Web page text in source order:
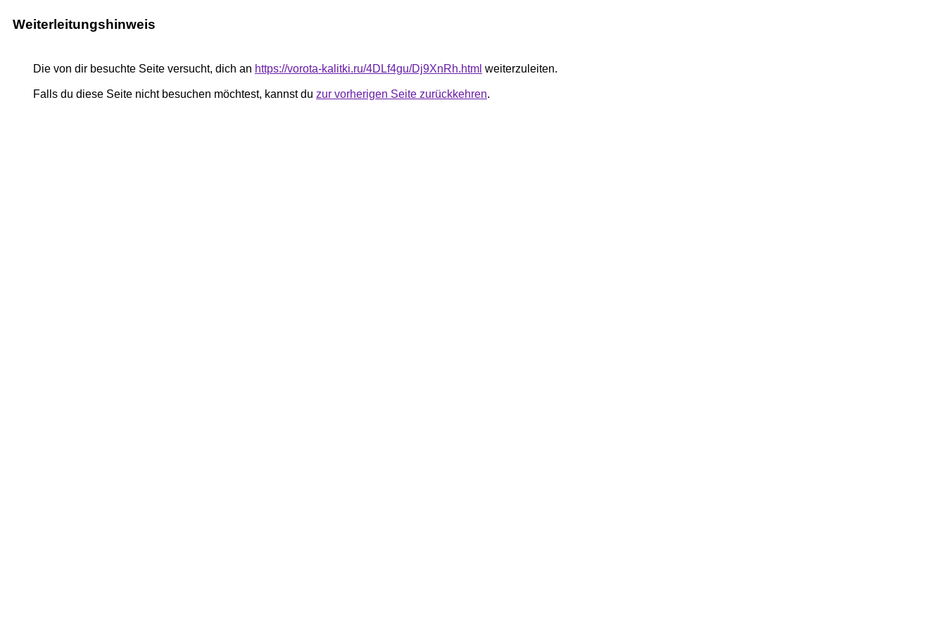
Weiterleitungshinweis
Die von dir besuchte Seite versucht, dich an https://vorota-kalitki.ru/4DLf4gu/Dj9XnRh.html weiterzuleiten.
Falls du diese Seite nicht besuchen möchtest, kannst du zur vorherigen Seite zurückkehren.